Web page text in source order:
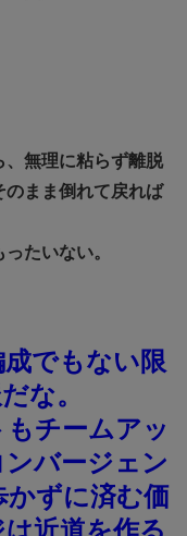
、無理に粘らず離脱
のまま倒れて戻れば
たいない。
でもない限
な。
チームアッ
バージェン
かずに済む価
近道を作る